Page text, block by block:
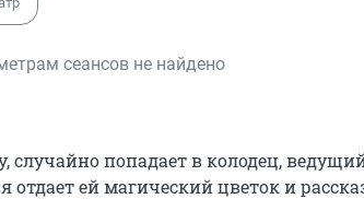
сеансов не найдено
случайно попадает в колодец,
отдает ей магический цветок и